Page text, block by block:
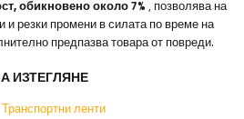
обикновено около 7% , позволява на
и резки промени в силата по време на
предпазва товара от повреди.
ИЗТЕГЛЯНЕ
Транспортни ленти